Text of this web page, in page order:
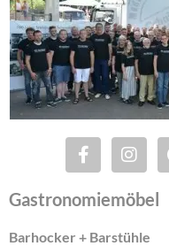
Gastronomiemöbel
Barhocker + Barstühle